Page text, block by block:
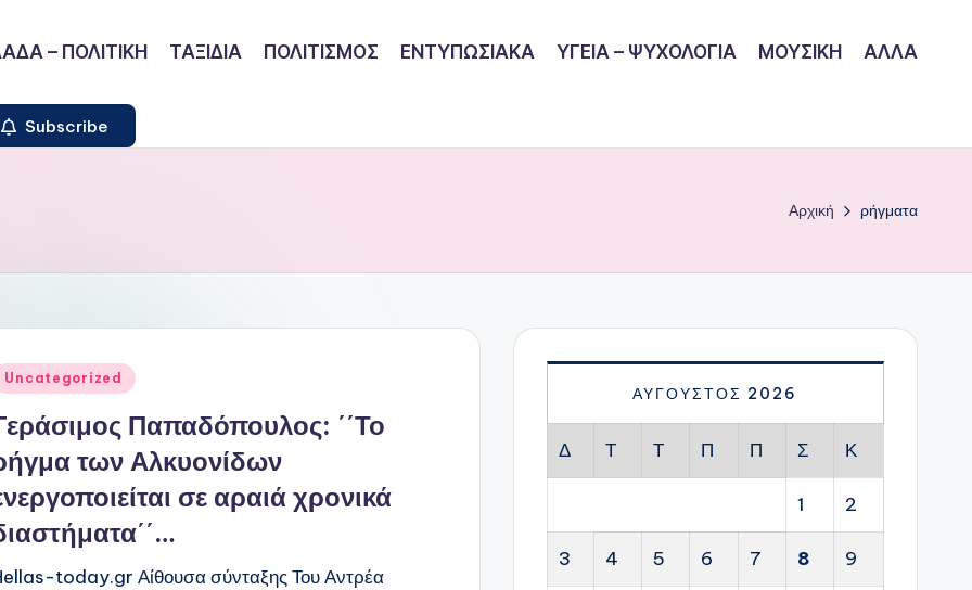
– ΠΟΛΙΤΙΚΗ ΤΑΞΙΔΙΑ ΠΟΛΙΤΙΣΜΟΣ ΕΝΤΥΠΩΣΙΑΚΑ ΥΓΕΙΑ – ΨΥΧΟΛΟΓΙΑ ΜΟΥΣΙΚΗ ΑΛΛΑ
Subscribe
Αρχική ρήγματα
Uncategorized
Παπαδόπουλος: ΄΄Το
των Αλκυονίδων
σε αραιά χρονικά
today.gr Αίθουσα σύνταξης Του Αντρέα
ΑΎΓΟΥΣΤΟΣ 2026
Δ Τ Τ Π Π Σ Κ
1 2
3 4 5 6 7 8 9